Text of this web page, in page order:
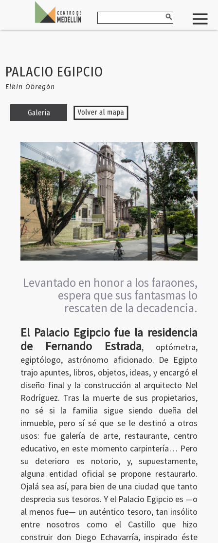
PALACIO EGIPCIO
Elkin Obregón
Levantado en honor a los faraones,
espera que sus fantasmas lo
rescaten de la decadencia.
El Palacio Egipcio fue la residencia
de Fernando Estrada, optómetra,
egiptólogo, astrónomo aficionado. De Egipto
trajo apuntes, libros, objetos, ideas, y encargó el
diseño final y la construcción al arquitecto Nel
Rodríguez. Tras la muerte de sus propietarios,
no sé si la familia sigue siendo dueña del
inmueble, pero sí sé que se le destinó a otros
usos: fue galería de arte, restaurante, centro
educativo, en este momento carpintería… Pero
su deterioro es notorio, y, supuestamente,
alguna entidad oficial se propone restaurarlo.
Ojalá sea así, para bien de una ciudad que tanto
desprecia sus tesoros. Y el Palacio Egipcio es —o
al menos fue— un auténtico tesoro, tan insólito
entre nosotros como el Castillo que hizo
construir don Diego Echavarría, inspirado éste
Ingresar